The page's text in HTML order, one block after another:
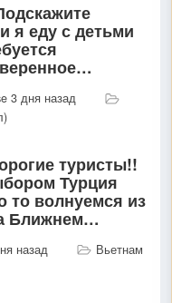
я еду с детьми
3 дня назад
туристы!!
Турция
то волнуемся из
Ближнем
советом,какой
сентябрь...
назад
Вьетнам